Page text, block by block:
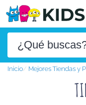
Inicio Mejores Tiendas y